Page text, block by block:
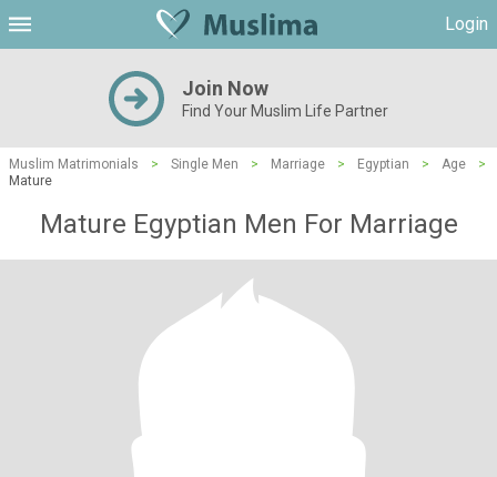
Login
Join Now
Find Your Muslim Life Partner
Muslim Matrimonials > Single Men > Marriage > Egyptian > Age
>
Mature
Mature Egyptian Men For Marriage